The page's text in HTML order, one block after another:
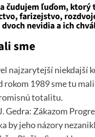
čudujem ľuďom, ktorý
farizejstvo,
nevidia a ich
sme
najzarytejší niekdajší
rokom 1989 sme tu
totalitu.
Gedra: Zákazom
by jeho názory